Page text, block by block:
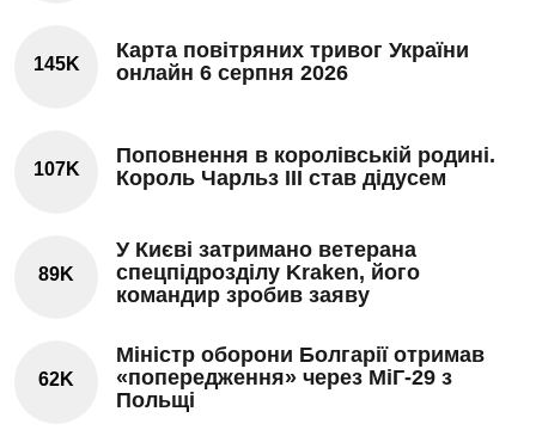
145K
Карта повітряних тривог України
онлайн 6 серпня 2026
107K
Поповнення в королівській родині.
Король Чарльз III став дідусем
89K
У Києві затримано ветерана
спецпідрозділу Kraken, його
командир зробив заяву
62K
Міністр оборони Болгарії отримав
«попередження» через МіГ-29 з
Польщі